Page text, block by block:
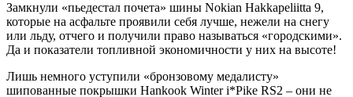
Замкнули «пьедестал почета» шины Nokian Hakkapeliitta 9,
которые на асфальте проявили себя лучше, нежели на снегу
или льду, отчего и получили право называться «городскими».
Да и показатели топливной экономичности у них на высоте!
Лишь немного уступили «бронзовому медалисту»
шипованные покрышки Hankook Winter i*Pike RS2 – они не